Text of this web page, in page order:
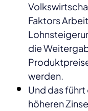
Faktors
die
werden.
Und das
höheren